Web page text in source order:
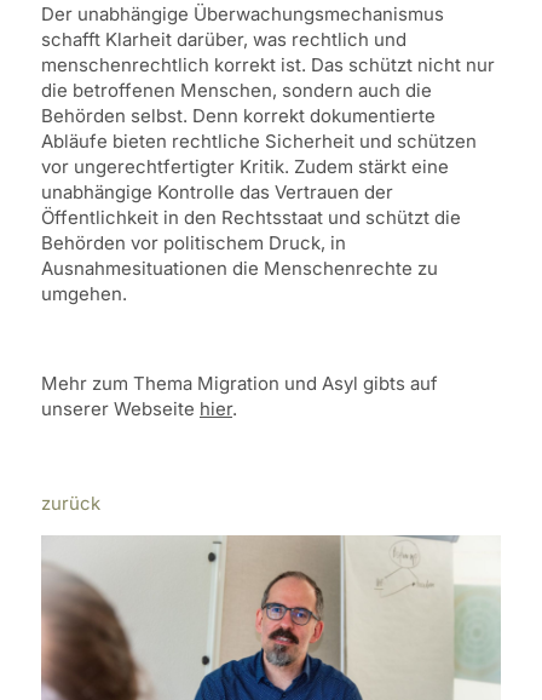
Der unabhängige Überwachungsmechanismus
schafft Klarheit darüber, was rechtlich und
menschenrechtlich korrekt ist. Das schützt nicht nur
die betroffenen Menschen, sondern auch die
Behörden selbst. Denn korrekt dokumentierte
Abläufe bieten rechtliche Sicherheit und schützen
vor ungerechtfertigter Kritik. Zudem stärkt eine
unabhängige Kontrolle das Vertrauen der
Öffentlichkeit in den Rechtsstaat und schützt die
Behörden vor politischem Druck, in
Ausnahmesituationen die Menschenrechte zu
umgehen.
Mehr zum Thema Migration und Asyl gibts auf
unserer Webseite hier.
zurück